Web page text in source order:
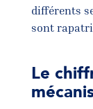
différents
sont
Le